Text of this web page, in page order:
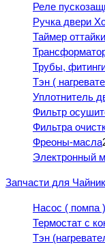
Реле
Ручка двери
Таймер
Трубы,
Тэн (
Уплотнитель
Фильтр
Фильтра
Фреоны-масла
Электронный
Запчасти для
Насос ( помпа
Термостат с
Тэн